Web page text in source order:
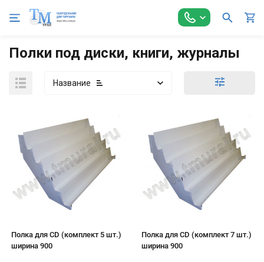
Главная Торговое оборудование Стеллажи торговые
Полки под диски, книги, журналы
Название
Полка для CD (комплект 5 шт.)
ширина 900
Полка для CD (комплект 7 шт.)
ширина 900